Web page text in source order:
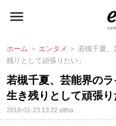
ホーム ＞ エンタメ ＞ 若槻千夏
残りとして頑張りたい」
若槻千夏、芸能界の
生き残りとして頑張り
2018-01-23 13:22eltha